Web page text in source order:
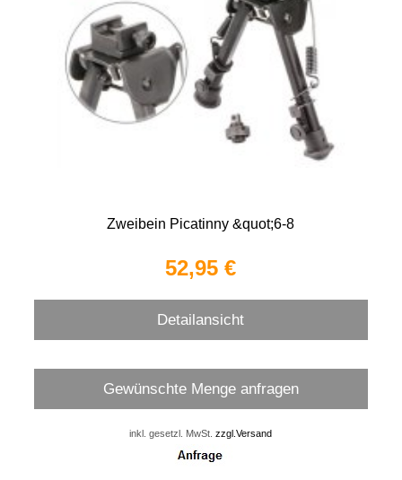
Zweibein Picatinny &quot;6-8
52,95 €
Detailansicht
Gewünschte Menge anfragen
inkl. gesetzl. MwSt.zzgl.Versand